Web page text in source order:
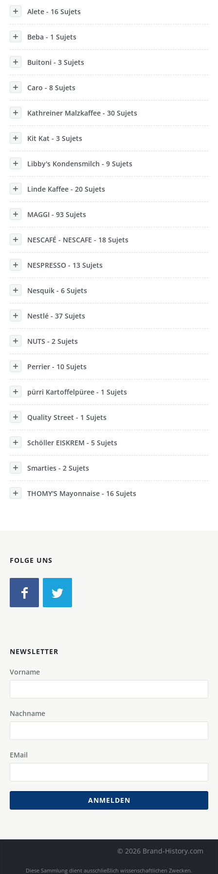
Alete - 16 Sujets
Beba - 1 Sujets
Buitoni - 3 Sujets
Caro - 8 Sujets
Kathreiner Malzkaffee - 30 Sujets
Kit Kat - 3 Sujets
Libby's Kondensmilch - 9 Sujets
Linde Kaffee - 20 Sujets
MAGGI - 93 Sujets
NESCAFÉ - NESCAFE - 18 Sujets
NESPRESSO - 13 Sujets
Nesquik - 6 Sujets
Nestlé - 37 Sujets
NUTS - 2 Sujets
Perrier - 10 Sujets
pürri Kartoffelpüree - 1 Sujets
Quality Street - 1 Sujets
Schöller EISKREM - 5 Sujets
Smarties - 2 Sujets
THOMY'S Mayonnaise - 16 Sujets
FOLGE UNS
NEWSLETTER
Vorname
Nachname
EMail
ANMELDEN
© 2026 Brand-History.com
Diese Sammlung dient ausschließlich wissenschaftlichen Zwecken.